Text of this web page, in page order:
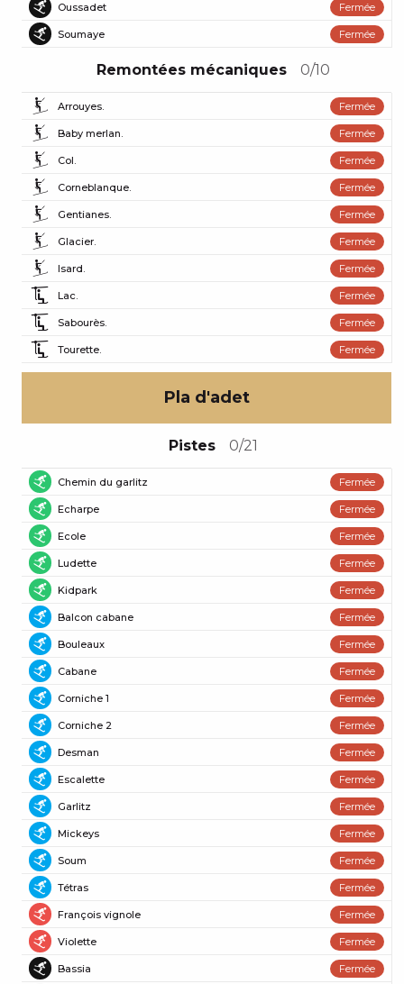
Piste noireOussadet Fermée
Piste noireSoumaye Fermée
Remontées mécaniques 0/10
Arrouyes. Fermée
Baby merlan. Fermée
Col. Fermée
Corneblanque. Fermée
Gentianes. Fermée
Glacier. Fermée
Isard. Fermée
Lac. Fermée
Sabourès. Fermée
Tourette. Fermée
Pla d'adet
Pistes 0/21
Piste verteChemin du garlitz Fermée
Piste verteEcharpe Fermée
Piste verte
Ecole Fermée
Piste verteLudette Fermée
Piste verteKidpark Fermée
Piste bleueBalcon cabane Fermée
Piste bleueBouleaux Fermée
Piste bleue
Cabane Fermée
Piste bleueCorniche 1 Fermée
Piste bleueCorniche 2 Fermée
Piste bleue
Desman Fermée
Piste bleueEscalette Fermée
Piste bleue
Garlitz Fermée
Piste bleue
Mickeys Fermée
Piste bleue
Soum Fermée
Piste bleue
Tétras Fermée
Piste rougeFrançois vignole Fermée
Piste rouge
Violette Fermée
Piste noire
Bassia Fermée